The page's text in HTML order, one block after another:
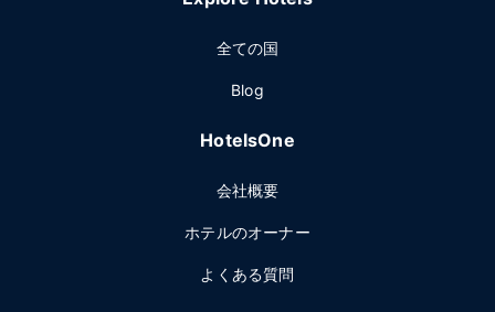
全ての国
Blog
HotelsOne
会社概要
ホテルのオーナー
よくある質問